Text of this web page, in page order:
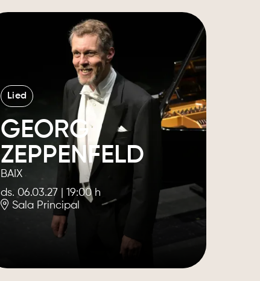
Lied
GEORG
ZEPPENFELD
BAIX
ds. 06.03.27 |19:00 h
Sala Principal